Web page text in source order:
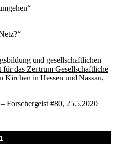
und gesellschaftlichen
für das Zentrum Gesellschaftliche
Kirchen in Hessen und Nassau,
Forschergeist #80, 25.5.2020